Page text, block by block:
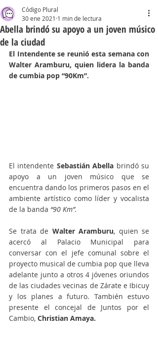
Abella brindó su apoyo a un joven músico
de la ciudad
Código Plural
30 ene 2021 1 min de lectura
El Intendente se reunió esta semana con
Walter Aramburu, quien lidera la banda
de cumbia pop “90Km”.
El intendente Sebastián Abella brindó su
apoyo a un joven músico que se
encuentra dando los primeros pasos en el
ambiente artístico como líder y vocalista
de la banda “90 Km”.
Se trata de Walter Aramburu, quien se
acercó al Palacio Municipal para
conversar con el jefe comunal sobre el
proyecto musical de cumbia pop que lleva
adelante junto a otros 4 jóvenes oriundos
de las ciudades vecinas de Zárate e Ibicuy
y los planes a futuro. También estuvo
presente el concejal de Juntos por el
Cambio, Christian Amaya.